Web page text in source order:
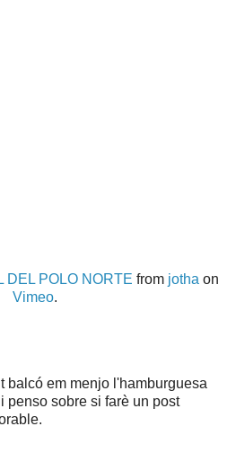
DEL POLO NORTE from jotha on
Vimeo.
balcó em menjo l'hamburguesa
penso sobre si farè un post